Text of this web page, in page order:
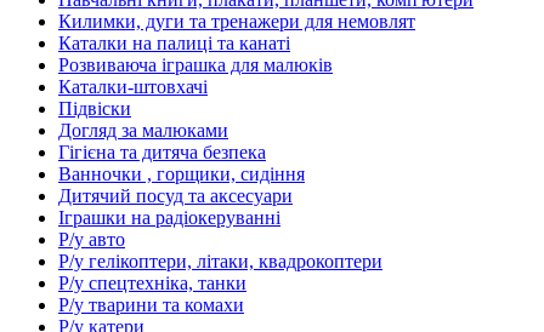
Килимки, дуги та тренажери для немовлят
Каталки на палиці та канаті
Розвиваюча іграшка для малюків
Каталки-штовхачі
Підвіски
Догляд за малюками
Гігієна та дитяча безпека
Ванночки , горщики, сидіння
Дитячий посуд та аксесуари
Іграшки на радіокеруванні
Р/у авто
Р/у гелікоптери, літаки, квадрокоптери
Р/у спецтехніка, танки
Р/у тварини та комахи
Р/у катери